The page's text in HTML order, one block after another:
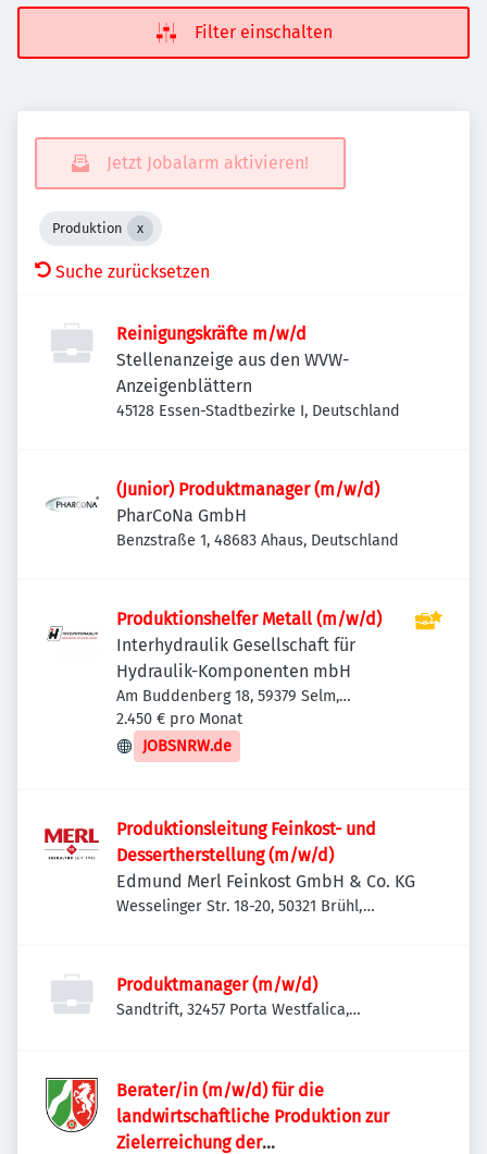
Filter einschalten
Jetzt Jobalarm aktivieren!
Produktion
Suche zurücksetzen
Reinigungskräfte m/w/d
Stellenanzeige aus den WVW-
Anzeigenblättern
45128 Essen-Stadtbezirke I, Deutschland
(Junior) Produktmanager (m/w/d)
PharCoNa GmbH
Benzstraße 1, 48683 Ahaus, Deutschland
Produktionshelfer Metall (m/w/d)
Interhydraulik Gesellschaft für
Hydraulik-Komponenten mbH
Am Buddenberg 18, 59379 Selm,
Deutschland
2.450 € pro Monat
JOBSNRW.de
Produktionsleitung Feinkost- und
Dessertherstellung (m/w/d)
Edmund Merl Feinkost GmbH & Co. KG
Wesselinger Str. 18-20, 50321 Brühl,
Produktmanager (m/w/d)
Sandtrift, 32457 Porta Westfalica,
Berater/in (m/w/d) für die
landwirtschaftliche Produktion zur
Zielerreichung der